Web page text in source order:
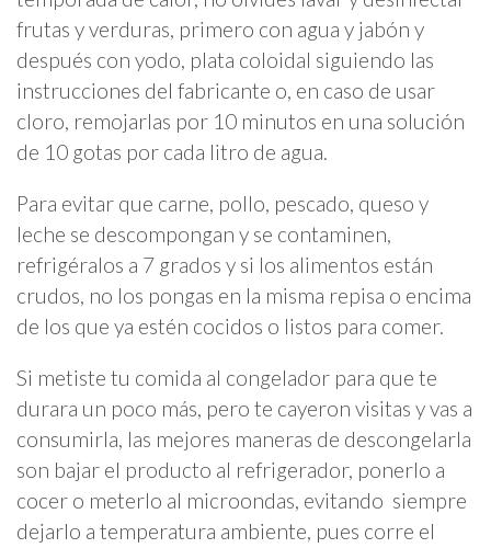
frutas y verduras, primero con agua y jabón y
después con yodo, plata coloidal siguiendo las
instrucciones del fabricante o, en caso de usar
cloro, remojarlas por 10 minutos en una solución
de 10 gotas por cada litro de agua.
Para evitar que carne, pollo, pescado, queso y
leche se descompongan y se contaminen,
refrigéralos a 7 grados y si los alimentos están
crudos, no los pongas en la misma repisa o encima
de los que ya estén cocidos o listos para comer.
Si metiste tu comida al congelador para que te
durara un poco más, pero te cayeron visitas y vas a
consumirla, las mejores maneras de descongelarla
son bajar el producto al refrigerador, ponerlo a
cocer o meterlo al microondas, evitando siempre
dejarlo a temperatura ambiente, pues corre el